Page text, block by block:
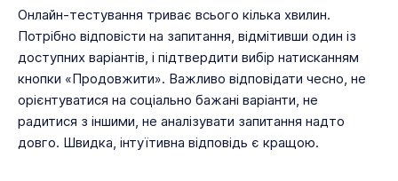
Онлайн-тестування триває всього кілька хвилин.
Потрібно відповісти на запитання, відмітивши один із
доступних варіантів, і підтвердити вибір натисканням
кнопки «Продовжити». Важливо відповідати чесно, не
орієнтуватися на соціально бажані варіанти, не
радитися з іншими, не аналізувати запитання надто
довго. Швидка, інтуїтивна відповідь є кращою.